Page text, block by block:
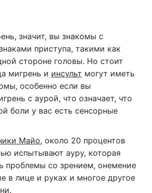
значит, вы знакомы с
приступа, такими как
стороне головы. Но стоит
мигрень и инсульт могут иметь
особенно если вы
с аурой, что означает, что
боли у вас есть сенсорные
Майо, около 20 процентов
испытывают ауру, которая
проблемы со зрением, онемение
в лице и руках и многое другое